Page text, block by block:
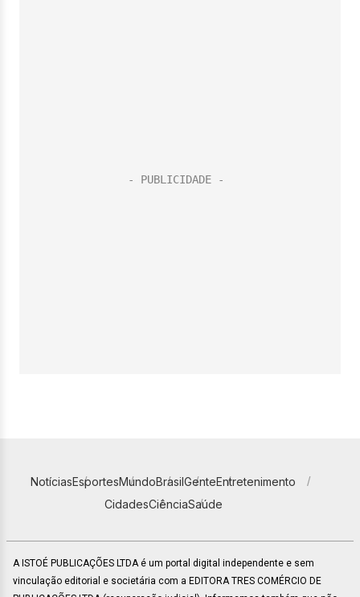
NotíciasEsportesMundoBrasilGenteEntretenimento
CidadesCiênciaSaúde
A ISTOÉ PUBLICAÇÕES LTDA é um portal digital independente e sem
vinculação editorial e societária com a EDITORA TRES COMÉRCIO DE